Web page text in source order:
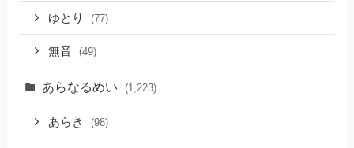
ゆとり (77)
無音 (49)
あらなるめい (1,223)
あらき (98)